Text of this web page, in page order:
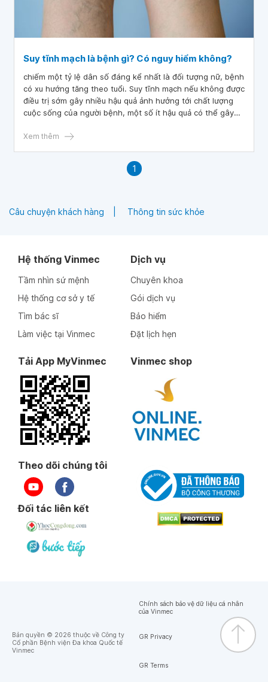
Suy tĩnh mạch là bệnh gì? Có nguy hiểm không?
chiếm một tỷ lệ dân số đáng kể nhất là đối tượng nữ, bệnh
có xu hướng tăng theo tuổi. Suy tĩnh mạch nếu không được
điều trị sớm gây nhiều hậu quả ảnh hưởng tới chất lượng
cuộc sống của người bệnh, một số ít hậu quả có thể gây
Xem thêm
1
Câu chuyện khách hàng Thông tin sức khỏe
Hệ thống Vinmec
Tầm nhìn sứ mệnh
Hệ thống cơ sở y tế
Tìm bác sĩ
Làm việc tại Vinmec
Dịch vụ
Chuyên khoa
Gói dịch vụ
Bảo hiểm
Đặt lịch hẹn
Tải App MyVinmec Vinmec shop
Theo dõi chúng tôi
Đối tác liên kết
Bản quyền © 2026 thuộc về Công ty
Cổ phần Bệnh viện Đa khoa Quốc tế
Vinmec
Chính sách bảo vệ dữ liệu cá nhân
của Vinmec
GR Privacy
GR Terms